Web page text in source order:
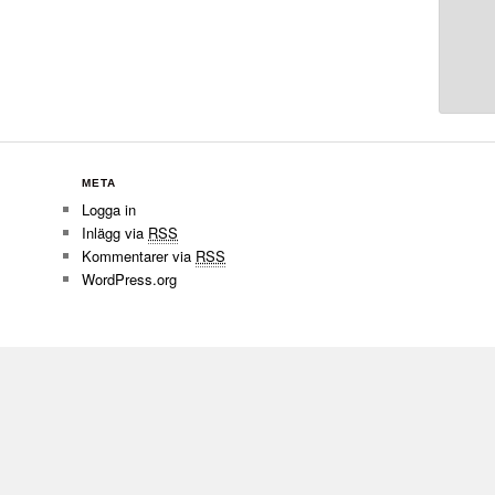
META
Logga in
Inlägg via RSS
Kommentarer via RSS
WordPress.org